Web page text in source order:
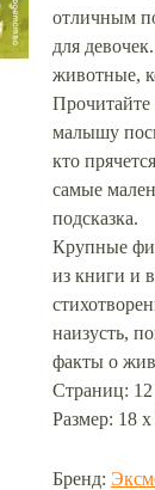
отличным
для
животные,
Прочитайте
малышу
кто
самые
подсказка.
Крупные
из книги и
наизусть,
факты о
Страниц:
Размер: 18
Бренд: